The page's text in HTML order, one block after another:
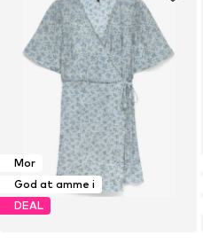
Mor
God at amme i
DEAL